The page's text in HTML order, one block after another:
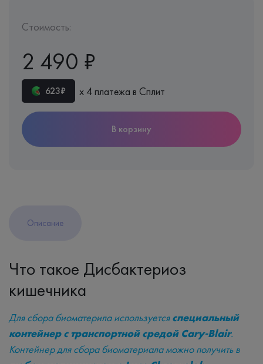
Стоимость:
2 490 ₽
623₽ х 4 платежа в Сплит
В корзину
Описание
Что такое Дисбактериоз
кишечника
Для сбора биоматерила используетсяспециальный
контейнер с транспортной средой Cary-Blair.
Контейнер для сбора биоматериала можно получить в